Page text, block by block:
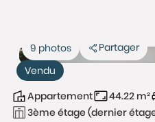
Vendu
9 photos Partager
Appartement 44.22 m²
3ème étage (dernier